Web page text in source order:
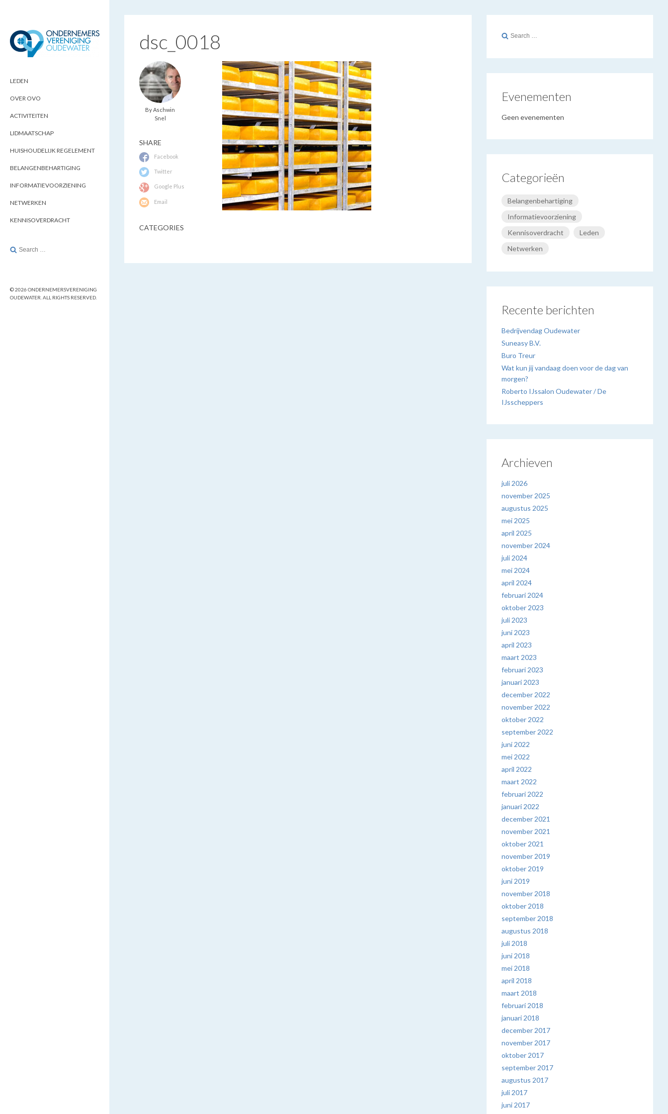
LEDEN
OVER OVO
ACTIVITEITEN
LIDMAATSCHAP
HUISHOUDELIJK REGELEMENT
BELANGENBEHARTIGING
INFORMATIEVOORZIENING
NETWERKEN
KENNISOVERDRACHT
Search
© 2026 ONDERNEMERSVERENIGING
OUDEWATER. ALL RIGHTS RESERVED.
dsc_0018
By Aschwin
Snel
SHARE
Facebook
Twitter
Google Plus
Email
CATEGORIES
Search
Evenementen
Geen evenementen
Categorieën
Belangenbehartiging
Informatievoorziening
Kennisoverdracht
Leden
Netwerken
Recente berichten
Bedrijvendag Oudewater
Suneasy B.V.
Buro Treur
Wat kun jij vandaag doen voor de dag van
morgen?
Roberto IJssalon Oudewater / De
IJsscheppers
Archieven
juli 2026
november 2025
augustus 2025
mei 2025
april 2025
november 2024
juli 2024
mei 2024
april 2024
februari 2024
oktober 2023
juli 2023
juni 2023
april 2023
maart 2023
februari 2023
januari 2023
december 2022
november 2022
oktober 2022
september 2022
juni 2022
mei 2022
april 2022
maart 2022
februari 2022
januari 2022
december 2021
november 2021
oktober 2021
november 2019
oktober 2019
juni 2019
november 2018
oktober 2018
september 2018
augustus 2018
juli 2018
juni 2018
mei 2018
april 2018
maart 2018
februari 2018
januari 2018
december 2017
november 2017
oktober 2017
september 2017
augustus 2017
juli 2017
juni 2017